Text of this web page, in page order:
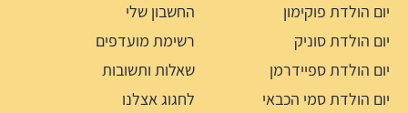
יום הולדת פוקימון
יום הולדת סוניק
יום הולדת ספיידרמן
יום הולדת סמי הכבאי
החשבון שלי
רשימת מועדפים
שאלות ותשובות
לחגוג אצלנו